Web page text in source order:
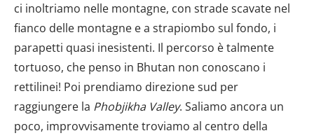
ci inoltriamo nelle montagne, con strade scavate nel
fianco delle montagne e a strapiombo sul fondo, i
parapetti quasi inesistenti. Il percorso è talmente
tortuoso, che penso in Bhutan non conoscano i
rettilinei! Poi prendiamo direzione sud per
raggiungere la Phobjikha Valley. Saliamo ancora un
poco, improvvisamente troviamo al centro della